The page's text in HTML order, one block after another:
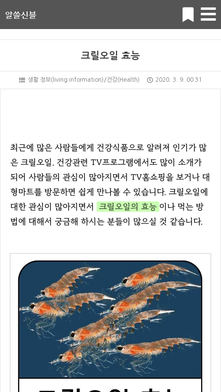
알쓸신블
크릴오일 효능
생활 정보(living information)/건강(Health) 2020. 3. 9. 00:31
최근에 많은 사람들에게 건강식품으로 알려져 인기가 많
은 크릴오일. 건강관련 TV프로그램에서도 많이 소개가
되어 사람들의 관심이 많아지면서 TV홈쇼핑을 보거나 대
형마트를 방문하면 쉽게 만나볼 수 있습니다. 크릴오일에
대한 관심이 많아지면서
크릴오일의 효능 이나 먹는 방
법에 대해서 궁금해 하시는 분들이 많으실 것 같습니다.